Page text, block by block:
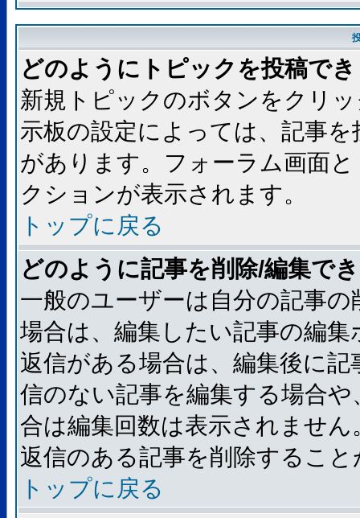
どのようにトピックを投稿で
新規トピックのボタンをクリ
示板の設定によっては、記事
があります。フォーラム画面
クションが表示されます。
トップに戻る
どのように記事を削除/編集で
一般のユーザーは自分の記事
場合は、編集したい記事の編
返信がある場合は、編集後に
信のない記事を編集する場合
合は編集回数は表示されませ
返信のある記事を削除するこ
トップに戻る